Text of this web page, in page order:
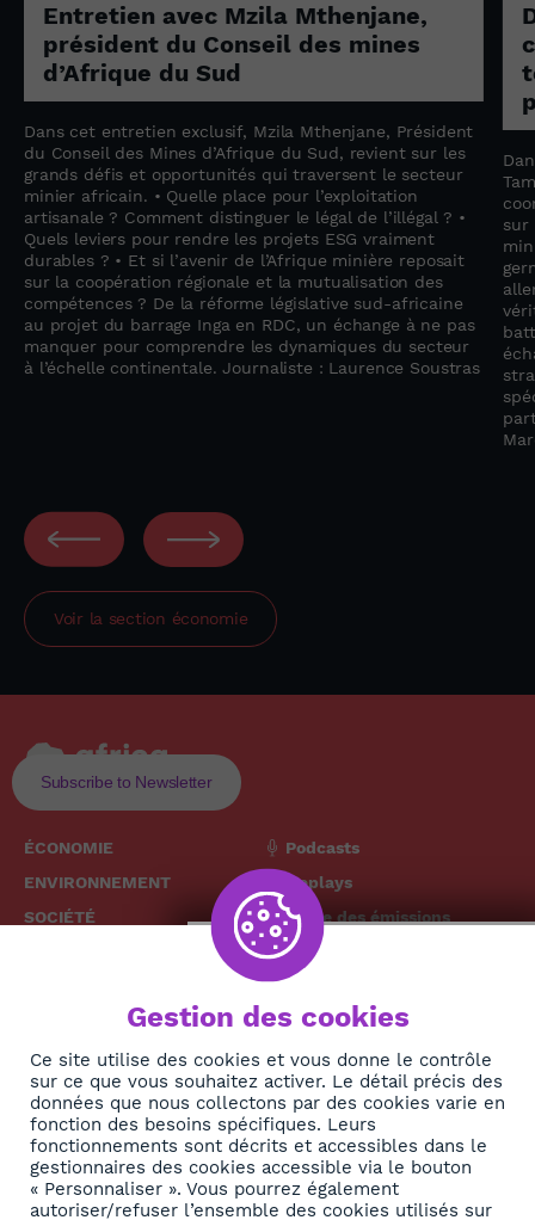
Entretien avec Mzila Mthenjane,
président du Conseil des mines
d’Afrique du Sud
Dans cet entretien exclusif, Mzila Mthenjane, Président
du Conseil des Mines d’Afrique du Sud, revient sur les
grands défis et opportunités qui traversent le secteur
minier africain. • Quelle place pour l’exploitation
artisanale ? Comment distinguer le légal de l’illégal ? •
Quels leviers pour rendre les projets ESG vraiment
durables ? • Et si l’avenir de l’Afrique minière reposait
sur la coopération régionale et la mutualisation des
compétences ? De la réforme législative sud-africaine
au projet du barrage Inga en RDC, un échange à ne pas
manquer pour comprendre les dynamiques du secteur
à l’échelle continentale. Journaliste : Laurence Soustras
sur
Voir la section économie
Subscribe to Newsletter
ÉCONOMIE
ENVIRONNEMENT
SOCIÉTÉ
DIASPORA
REJOIGNEZ-NOUS
Podcasts
Replays
Grille des émissions
À propos
The African
News Hub
NEWSLETTER
S'abonner
Gestion des cookies
Ce site utilise des cookies et vous donne le contrôle
sur ce que vous souhaitez activer. Le détail précis des
données que nous collectons par des cookies varie en
fonction des besoins spécifiques. Leurs
fonctionnements sont décrits et accessibles dans le
gestionnaires des cookies accessible via le bouton
« Personnaliser ». Vous pourrez également
autoriser/refuser l’ensemble des cookies utilisés sur